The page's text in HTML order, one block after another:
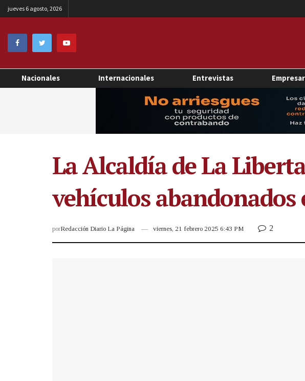
jueves 6 agosto, 2026
Nacionales Internacionales Entrevistas
La Alcaldía de La
vehículos abandonados
porRedacción Diario La Página viernes, 21 febrero 2025 6:43 PM 2